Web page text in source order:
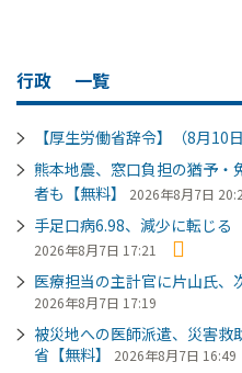
行政 一覧
【厚生労働省辞令】（8月10日
熊本地震、窓口負担の猶予
者も【無料】
2026年8月7日
手足口病6.98、減少に転じ
2026年8月7日 17:21
医療担当の主計官に片山氏
2026年8月7日 17:19
被災地への医師派遣、災害
省【無料】
2026年8月7日 16:49